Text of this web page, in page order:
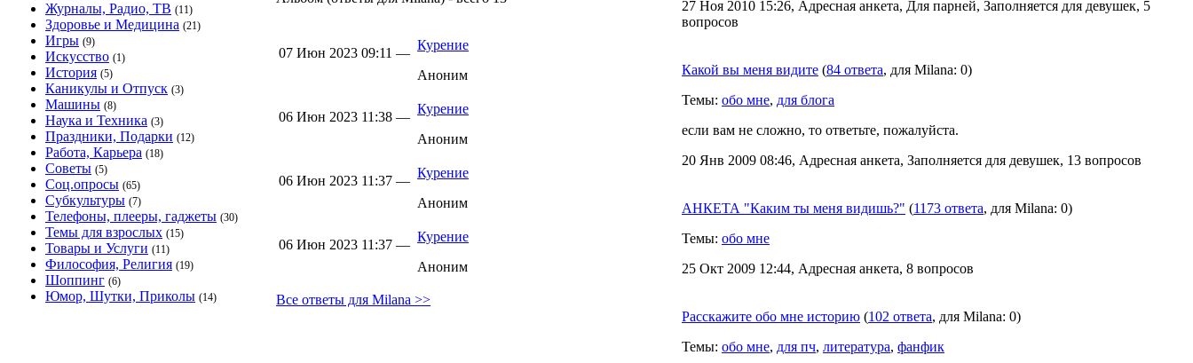
Журналы, Радио, ТВ (11)
Здоровье и Медицина (21)
Игры (9)
Искусство (1)
История (5)
Каникулы и Отпуск (3)
Машины (8)
Наука и Техника (3)
Праздники, Подарки (12)
Работа, Карьера (18)
Советы (5)
Соц.опросы (65)
Субкультуры (7)
Телефоны, плееры, гаджеты (30)
Темы для взрослых (15)
Товары и Услуги (11)
Философия, Религия (19)
Шоппинг (6)
Юмор, Шутки, Приколы (14)
07 Июн 2023 09:11 —
Курение
Аноним
06 Июн 2023 11:38 —
Курение
Аноним
06 Июн 2023 11:37 —
Курение
Аноним
06 Июн 2023 11:37 —
Курение
Аноним
Все ответы для Milana >>
27 Ноя 2010 15:26, Адресная анкета, Для парней, Заполняется для девушек, 5
вопросов
Какой вы меня видите (84 ответа, для Milana: 0)
Темы: обо мне, для блога
если вам не сложно, то ответьте, пожалуйста.
20 Янв 2009 08:46, Адресная анкета, Заполняется для девушек, 13 вопросов
АНКЕТА "Каким ты меня видишь?" (1173 ответа, для Milana: 0)
Темы: обо мне
25 Окт 2009 12:44, Адресная анкета, 8 вопросов
Расскажите обо мне историю (102 ответа, для Milana: 0)
Темы: обо мне, для пч, литература, фанфик